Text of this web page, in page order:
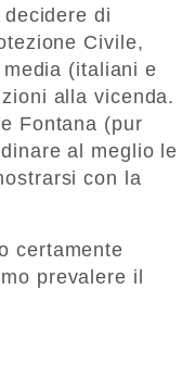
di
Civile,
(italiani e
alla vicenda.
Fontana (pur
al meglio le
con la
certamente
prevalere il